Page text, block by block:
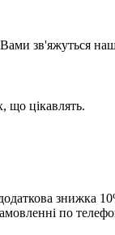
зв'яжуться
що цікавлять.
знижка
по